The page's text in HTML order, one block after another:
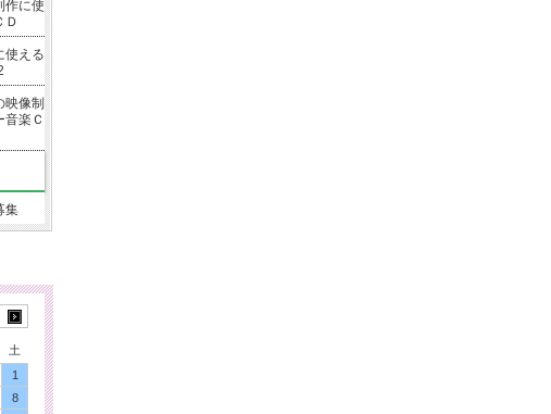
作に使
Ｄ
使える
映像制
楽Ｃ
集
土
1
8